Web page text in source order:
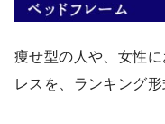
痩せ型の人や、女性
レスを、ランキング